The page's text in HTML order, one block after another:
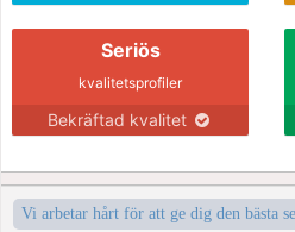
Seriös
kvalitetsprofiler
Bekräftad kvalitet
Vi arbetar hårt för att ge dig den bästa